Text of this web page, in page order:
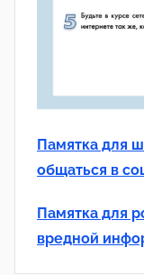
Памятка для
общаться в
Памятка для
вредной